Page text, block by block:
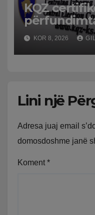
KQZ
të 7
për
KOR 8, 2026
Lini një
Adresa juaj email
domosdoshme janë
Koment *